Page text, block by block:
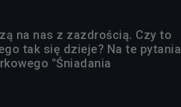
na nas z zazdrością. Czy to
tak się dzieje? Na te pytania
"Śniadania